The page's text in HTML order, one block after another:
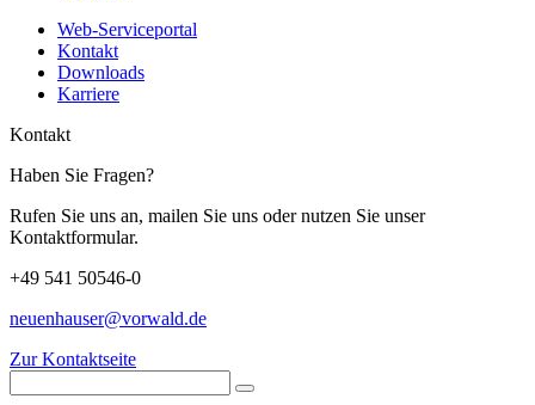
Web-Serviceportal
Kontakt
Downloads
Karriere
Kontakt
Haben Sie Fragen?
Rufen Sie uns an, mailen Sie uns oder nutzen Sie unser
Kontaktformular.
+49 541 50546-0
neuenhauser@vorwald.de
Zur Kontaktseite